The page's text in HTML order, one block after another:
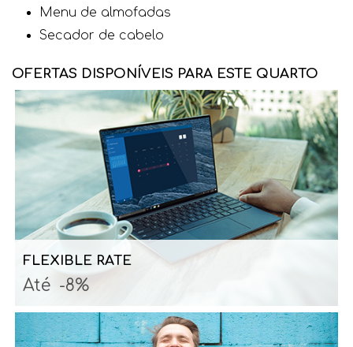
Menu de almofadas
Secador de cabelo
OFERTAS DISPONÍVEIS PARA ESTE QUARTO
FLEXIBLE RATE
Até -8%